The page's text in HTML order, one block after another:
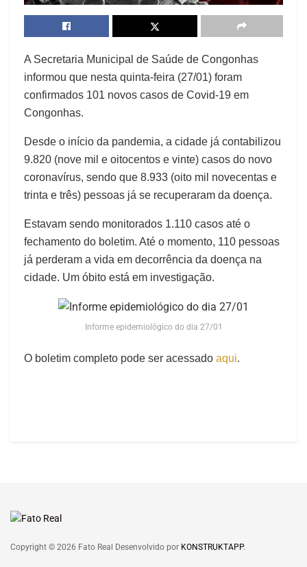
A Secretaria Municipal de Saúde de Congonhas
informou que nesta quinta-feira (27/01) foram
confirmados 101 novos casos de Covid-19 em
Congonhas.
Desde o início da pandemia, a cidade já contabilizou
9.820 (nove mil e oitocentos e vinte) casos do novo
coronavírus, sendo que 8.933 (oito mil novecentas e
trinta e três) pessoas já se recuperaram da doença.
Estavam sendo monitorados 1.110 casos até o
fechamento do boletim. Até o momento, 110 pessoas
já perderam a vida em decorrência da doença na
cidade. Um óbito está em investigação.
Informe epidemiológico do dia 27/01
O boletim completo pode ser acessado aqui.
Copyright © 2026 Fato Real Desenvolvido por KONSTRUKTAPP.